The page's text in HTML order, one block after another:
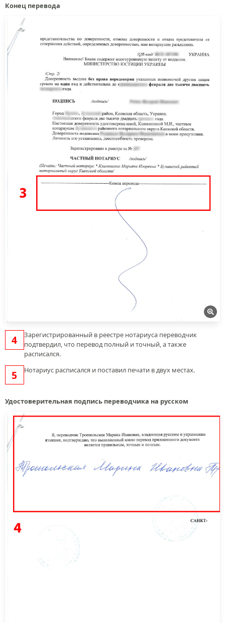
Конец перевода
Зарегистрированный в реестре нотариуса переводчик
подтвердил, что перевод полный и точный, а также
расписался.
Нотариус расписался и поставил печати в двух местах.
Удостоверительная подпись переводчика на русском